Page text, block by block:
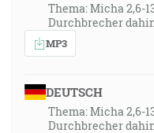
Thema: Micha 2,6-
Durchbrecher
MP3
DEUTSCH
Thema: Micha 2,6-
Durchbrecher